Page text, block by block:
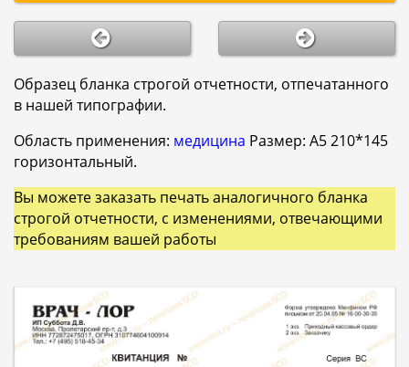
Образец бланка строгой отчетности, отпечатанного
в нашей типографии.
Область применения: медицина Размер: A5 210*145
горизонтальный.
Вы можете заказать печать аналогичного бланка
строгой отчетности, с изменениями, отвечающими
требованиям вашей работы